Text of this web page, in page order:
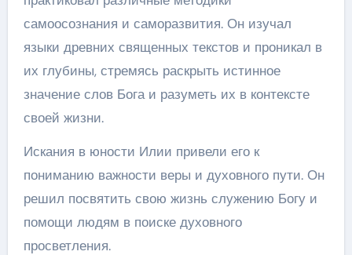
самоосознания и саморазвития. Он изучал
языки древних священных текстов и проникал в
их глубины, стремясь раскрыть истинное
значение слов Бога и разуметь их в контексте
своей жизни.
Искания в юности Илии привели его к
пониманию важности веры и духовного пути. Он
решил посвятить свою жизнь служению Богу и
помощи людям в поиске духовного
просветления.